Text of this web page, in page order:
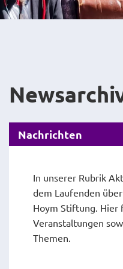
Nachrichten
In unserer Rubrik
dem Laufenden
Hoym Stiftung. Hier
Veranstaltungen
Themen.